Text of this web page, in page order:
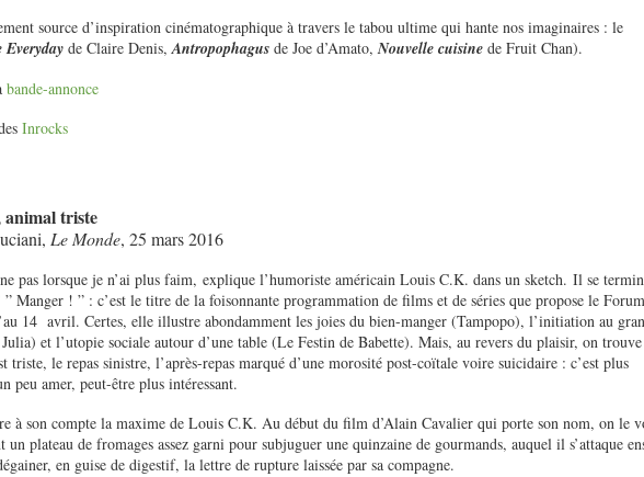
source d’inspiration cinématographique à travers le tabou ultime qui hante nos imaginaires : le
Everyday de Claire Denis,Antropophagus de Joe d’Amato,Nouvelle cuisine de Fruit Chan).
bande-annonce
Inrocks
triste
Le Monde, 25 mars 2016
pas lorsque je n’ai plus faim, explique l’humoriste américain Louis C.K. dans un sketch. Il se
” Manger ! ” : c’est le titre de la foisonnante programmation de films et de séries que propose le
14 avril. Certes, elle illustre abondamment les joies du bien-manger (Tampopo), l’initiation au
et l’utopie sociale autour d’une table (Le Festin de Babette). Mais, au revers du plaisir, on
triste, le repas sinistre, l’après-repas marqué d’une morosité post-coïtale voire suicidaire : c’est plus
peu amer, peut-être plus intéressant.
à son compte la maxime de Louis C.K. Au début du film d’Alain Cavalier qui porte son nom, on le
un plateau de fromages assez garni pour subjuguer une quinzaine de gourmands, auquel il s’attaque
en guise de digestif, la lettre de rupture laissée par sa compagne.